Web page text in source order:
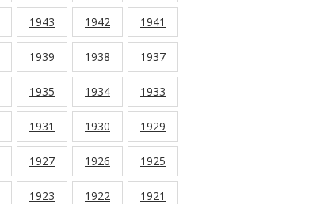
1943 1942 1941
1939 1938 1937
1935 1934 1933
1931 1930 1929
1927 1926 1925
1923 1922 1921